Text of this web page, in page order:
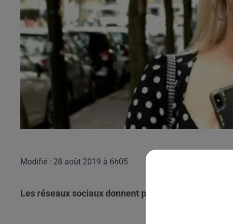
Modifié : 28 août 2019 à 6h05
Les réseaux sociaux donnent parfois lieu à de